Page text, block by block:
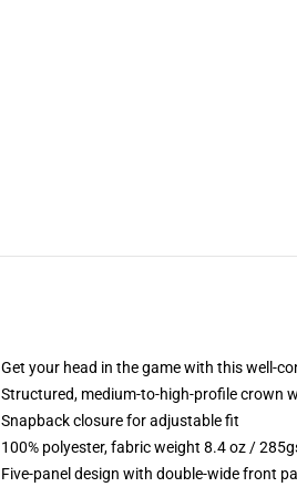
Get your head in the game with this well-
Structured, medium-to-high-profile crown
Snapback closure for adjustable fit
100% polyester, fabric weight 8.4 oz /
Five-panel design with double-wide front